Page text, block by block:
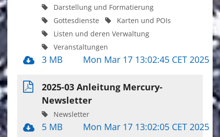
Darstellung und Formatierung
Gottesdienste
Karten und POIs
Listen und deren Verwaltung
Veranstaltungen
3 MB Mon Mar 17 13:02:45 CET 2025
2025-03 Anleitung Mercury-
Newsletter
Newsletter
5 MB Mon Mar 17 13:02:05 CET 2025